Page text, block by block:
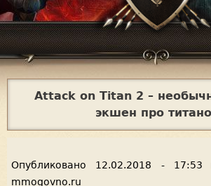
Attack on Titan 2 –
экшен про
Опубликовано 12.02.2018 - 17:53
mmogovno.ru